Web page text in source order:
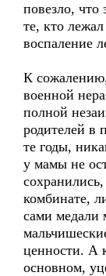
повезло,
те, кто
воспаление
К
военной
полной
родителей в
те годы,
у мамы не
комбинате,
сами медали
ценности. А
основном,